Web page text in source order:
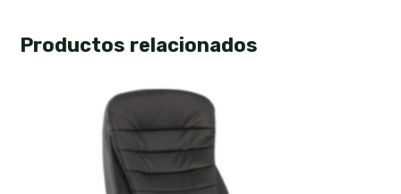
Productos relacionados